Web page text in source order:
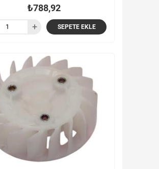
₺788,92
SEPETE EKLE